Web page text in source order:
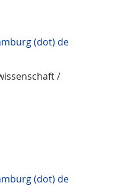
(dot) de
/
(dot) de